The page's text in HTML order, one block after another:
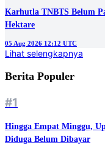
Karhutla TNBTS Belum
Hektare
05 Aug 2026 12:12 UTC
Lihat selengkapnya
Berita Populer
#1
Hingga Empat Minggu,
Diduga Belum Dibayar